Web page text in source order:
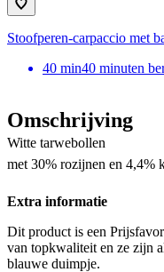
Stoofperen-carpaccio met
40 min40 minuten
Omschrijving
Witte tarwebollen
met 30% rozijnen en 4,4%
Extra informatie
Dit product is een
van topkwaliteit en ze zijn
blauwe duimpje.